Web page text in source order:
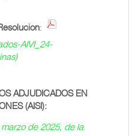
:
AIVI_24-
ADJUDICADOS EN
(AISI):
de 2025, de la